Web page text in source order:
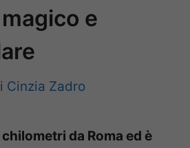
e
Cinzia Zadro
da Roma ed è